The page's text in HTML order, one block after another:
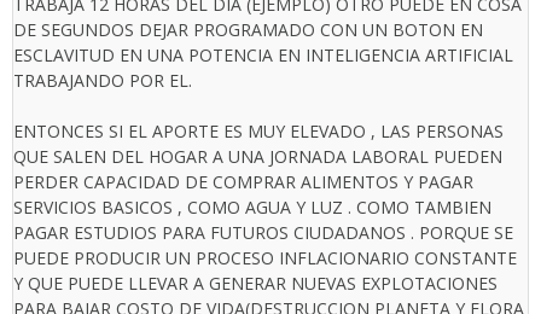
DE SEGUNDOS DEJAR PROGRAMADO CON UN BOTON EN
ESCLAVITUD EN UNA POTENCIA EN INTELIGENCIA ARTIFICIAL
TRABAJANDO POR EL.
ENTONCES SI EL APORTE ES MUY ELEVADO , LAS PERSONAS
QUE SALEN DEL HOGAR A UNA JORNADA LABORAL PUEDEN
PERDER CAPACIDAD DE COMPRAR ALIMENTOS Y PAGAR
SERVICIOS BASICOS , COMO AGUA Y LUZ . COMO TAMBIEN
PAGAR ESTUDIOS PARA FUTUROS CIUDADANOS . PORQUE SE
PUEDE PRODUCIR UN PROCESO INFLACIONARIO CONSTANTE
Y QUE PUEDE LLEVAR A GENERAR NUEVAS EXPLOTACIONES
PARA BAJAR COSTO DE VIDA(DESTRUCCION PLANETA Y FLORA